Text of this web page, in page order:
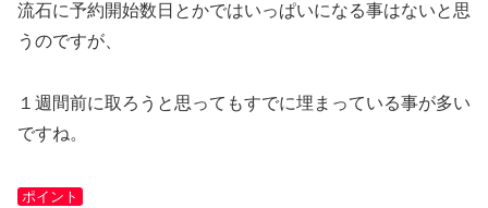
流石に予約開始数日とかではいっぱいになる事はないと思
うのですが、
１週間前に取ろうと思ってもすでに埋まっている事が多い
ですね。
ポイント